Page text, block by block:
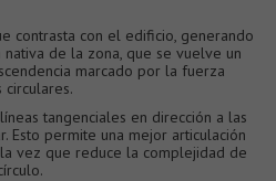
contrasta con el edificio, generando
de la zona, que se vuelve un
marcado por la fuerza
tangenciales en dirección a las
Esto permite una mejor articulación
vez que reduce la complejidad de